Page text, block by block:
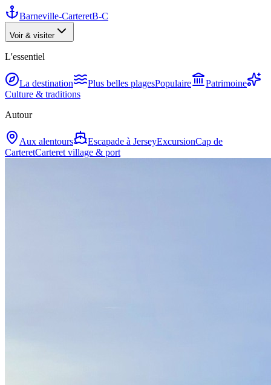
Barneville-CarteretB-C
Voir & visiter
L'essentiel
La destination Plus belles plagesPopulaire
Patrimoine
Culture & traditions
Autour
Aux alentours Escapade à JerseyExcursionCap de
CarteretCarteret village & port